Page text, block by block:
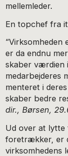
mellemleder.
En topchef fra
“Virksomheden
er da endnu
skaber værdien
medarbejderes
menteret i
skaber bedre
dir., Børsen,
Ud over at lytte
foretrækker, er
virksomhedens